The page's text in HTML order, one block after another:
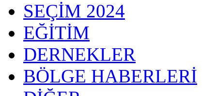
SEÇİM 2024
EĞİTİM
DERNEKLER
BÖLGE HABERLERİ